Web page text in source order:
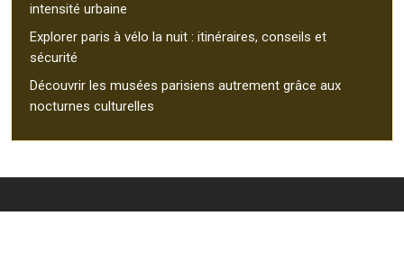
intensité urbaine
Explorer paris à vélo la nuit : itinéraires, conseils et
sécurité
Découvrir les musées parisiens autrement grâce aux
nocturnes culturelles